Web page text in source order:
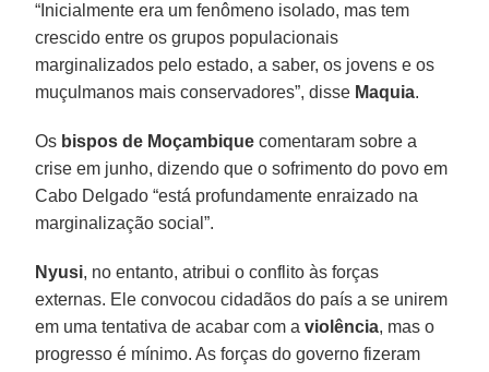
“Inicialmente era um fenômeno isolado, mas tem
crescido entre os grupos populacionais
marginalizados pelo estado, a saber, os jovens e os
muçulmanos mais conservadores”, disse Maquia.
Os bispos de Moçambique comentaram sobre a
crise em junho, dizendo que o sofrimento do povo em
Cabo Delgado “está profundamente enraizado na
marginalização social”.
Nyusi, no entanto, atribui o conflito às forças
externas. Ele convocou cidadãos do país a se unirem
em uma tentativa de acabar com aviolência, mas o
progresso é mínimo. As forças do governo fizeram